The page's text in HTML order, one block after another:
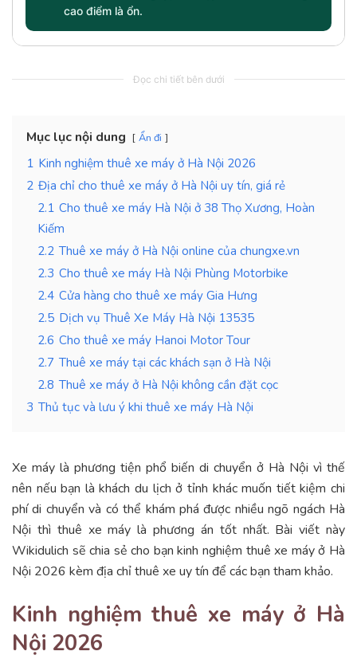
cao điểm là ổn.
Đọc chi tiết bên dưới
Mục lục nội dung Ẩn đi
1 Kinh nghiệm thuê xe máy ở Hà Nội 2026
2 Địa chỉ cho thuê xe máy ở Hà Nội uy tín, giá rẻ
2.1 Cho thuê xe máy Hà Nội ở 38 Thọ Xương, Hoàn
Kiếm
2.2 Thuê xe máy ở Hà Nội online của chungxe.vn
2.3 Cho thuê xe máy Hà Nội Phùng Motorbike
2.4 Cửa hàng cho thuê xe máy Gia Hưng
2.5 Dịch vụ Thuê Xe Máy Hà Nội 13535
2.6 Cho thuê xe máy Hanoi Motor Tour
2.7 Thuê xe máy tại các khách sạn ở Hà Nội
2.8 Thuê xe máy ở Hà Nội không cần đặt cọc
3 Thủ tục và lưu ý khi thuê xe máy Hà Nội
Xe máy là phương tiện phổ biến di chuyển ở Hà Nội vì thế
nên nếu bạn là khách du lịch ở tỉnh khác muốn tiết kiệm chi
phí di chuyển và có thể khám phá được nhiều ngõ ngách Hà
Nội thì thuê xe máy là phương án tốt nhất. Bài viết này
Wikidulich sẽ chia sẻ cho bạn kinh nghiệm thuê xe máy ở Hà
Nội 2026 kèm địa chỉ thuê xe uy tín để các bạn tham khảo.
Kinh nghiệm thuê xe máy ở Hà
Nội 2026